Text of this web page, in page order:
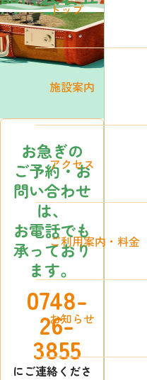
トップ
施設案内
アクセス
ご利用案内・料金
お知らせ
お急ぎの
ご予約・お
問い合わせ
は、
お電話でも
承っており
ます。
0748-
26-
3855
にご連絡くださ